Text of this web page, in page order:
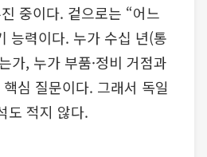
중이다. 겉으로는 “어느
능력이다. 누가 수십 년(통
가, 누가 부품·정비 거점과
심 질문이다. 그래서 독일
도 적지 않다.